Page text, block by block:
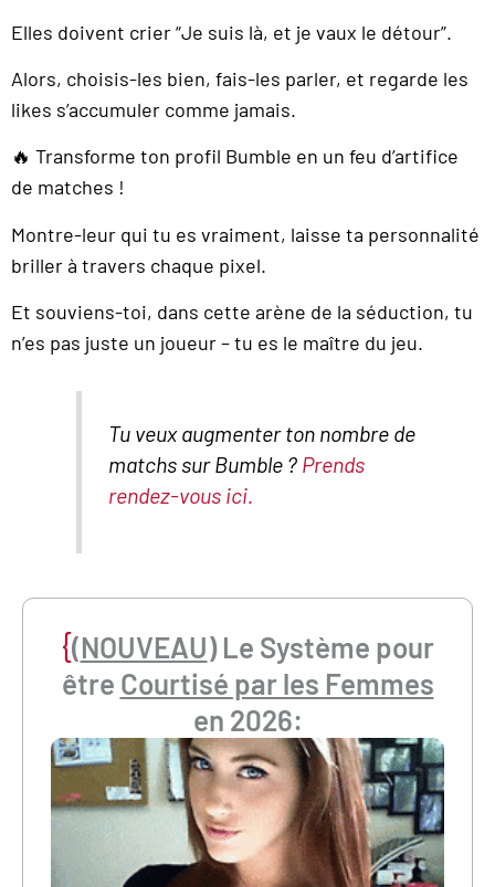
Elles doivent crier “Je suis là, et je vaux le détour”.
Alors, choisis-les bien, fais-les parler, et regarde les
likes s’accumuler comme jamais.
🔥 Transforme ton profil Bumble en un feu d’artifice
de matches !
Montre-leur qui tu es vraiment, laisse ta personnalité
briller à travers chaque pixel.
Et souviens-toi, dans cette arène de la séduction, tu
n’es pas juste un joueur – tu es le maître du jeu.
Tu veux augmenter ton nombre de
matchs sur Bumble ? Prends
rendez-vous ici.
{(NOUVEAU) Le Système pour
être Courtisé par les Femmes
en 2026: